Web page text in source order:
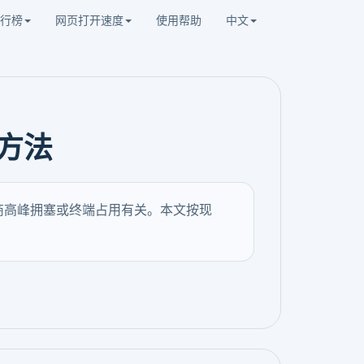
榜 网页打开速度 使用帮助 中文
法
峰拥塞或终端占用有关。本文按现